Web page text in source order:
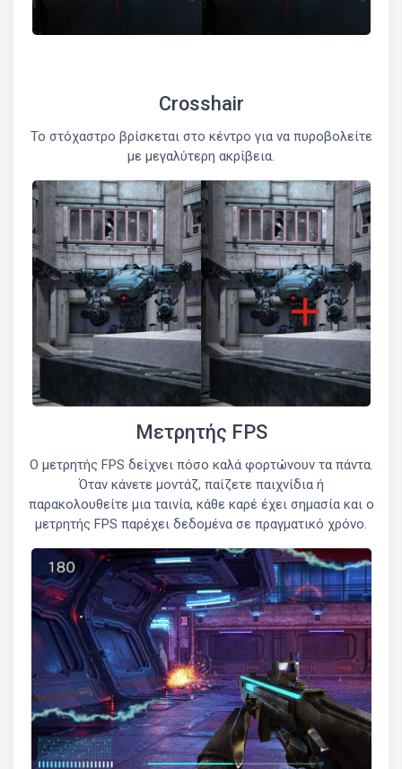
Crosshair
Το στόχαστρο βρίσκεται στο κέντρο για να πυροβολείτε
με μεγαλύτερη ακρίβεια.
Μετρητής FPS
Ο μετρητής FPS δείχνει πόσο καλά φορτώνουν τα πάντα.
Όταν κάνετε μοντάζ, παίζετε παιχνίδια ή
παρακολουθείτε μια ταινία, κάθε καρέ έχει σημασία και ο
μετρητής FPS παρέχει δεδομένα σε πραγματικό χρόνο.